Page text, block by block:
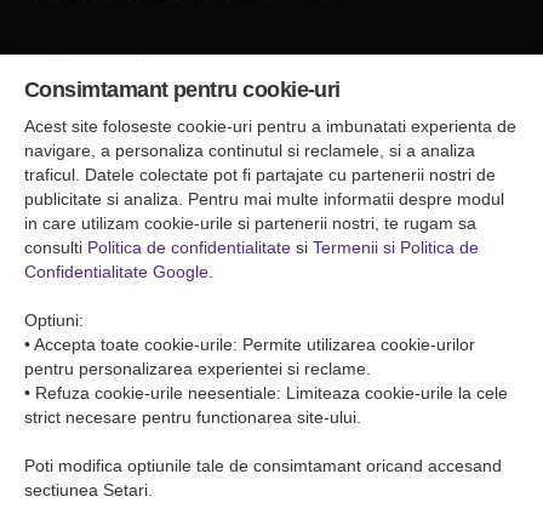
Sediul central
Falticeni ( Autogara Romfour )
str. Plutonier Ghiniţă nr.8, Fălticeni, judeţul Suceava
0040374557200
Condiții de Transport
Condițiile de transport colete
Condițiile de transport persone
Consimtamant pentru cookie-uri
Acest site foloseste cookie-uri pentru a imbunatati experienta de
navigare, a personaliza continutul si reclamele, si a analiza
traficul. Datele colectate pot fi partajate cu partenerii nostri de
publicitate si analiza. Pentru mai multe informatii despre modul
in care utilizam cookie-urile si partenerii nostri, te rugam sa
consulti Politica de confidentialitate si Termenii si Politica de
Confidentialitate Google
Optiuni:
• Accepta toate cookie-urile: Permite utilizarea cookie-urilor
pentru personalizarea experientei si reclame.
• Refuza cookie-urile neesentiale: Limiteaza cookie-urile la cele
strict necesare pentru functionarea site-ului.
Poti modifica optiunile tale de consimtamant oricand accesand
sectiunea Setari.